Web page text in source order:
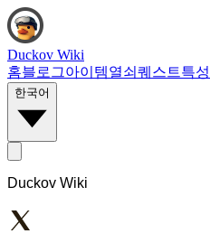
Duckov Wiki
홈블로그아이템열쇠 퀘스트특성
한국어
Duckov Wiki